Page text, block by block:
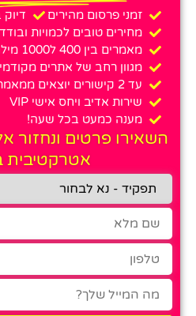
זמני פרסום מהירים
מחירים טובים לכמויות
מאמרים בין 400 ל1000 מילה
מגוון רחב של אתרים
עד 2 קישורים יוצאים ממאמר
שירות אדיב ויחס אישי VIP
מענה כמעט בכל שעה!
השאירו פרטים ונחזור
אטרקטיבית